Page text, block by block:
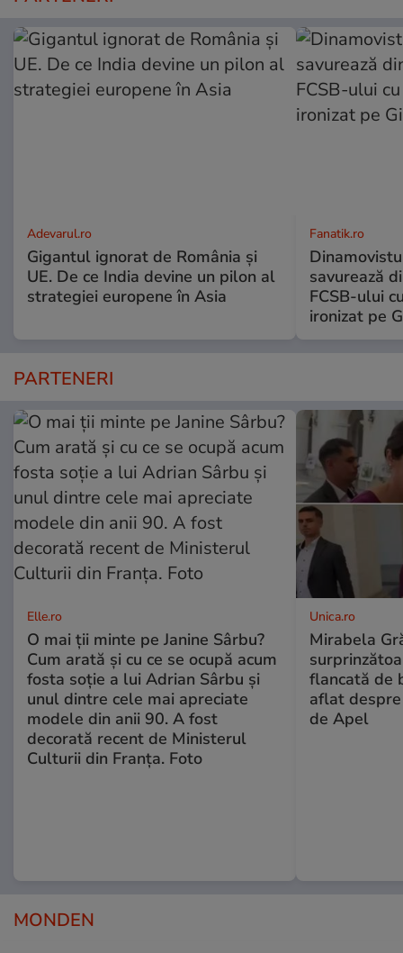
Adevarul.ro
Gigantul ignorat de România și
UE. De ce India devine un pilon al
strategiei europene în Asia
Fanatik.ro
savurează
FCSB-ului
ironizat pe
PARTENERI
Elle.ro
O mai ții minte pe Janine Sârbu?
Cum arată și cu ce se ocupă acum
fosta soție a lui Adrian Sârbu și
unul dintre cele mai apreciate
modele din anii 90. A fost
decorată recent de Ministerul
Culturii din Franța. Foto
Unica.ro
Mirabela
flancată de
aflat
de Apel
MONDEN